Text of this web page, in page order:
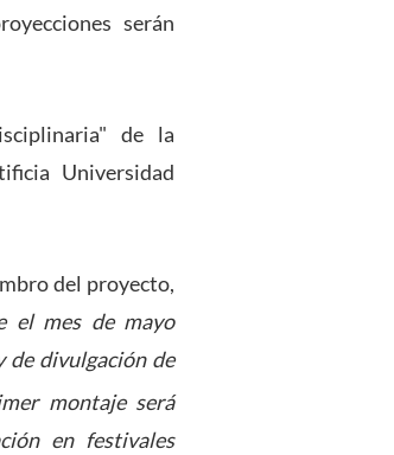
serán
de la
Universidad
del proyecto,
el mes de mayo
de divulgación de
montaje será
en festivales